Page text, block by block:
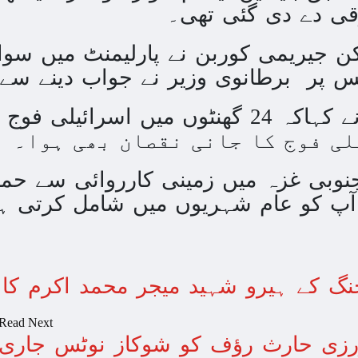
حماس نہ بچاتی تو اپنی ہی
بھارت نے بحیرہ عرب
ذاتی مفاد کو ترجیح
روس کا
غزہ
آئی ایم ایف کی
دے دی گئی تھی۔
جیریمی کوربن نے پارلیمنٹ میں
برطانوی وزیر نے جواب دینے سے
فوج کا جانی نقصان بھی ہوا۔
آپ کو عام شہریوں میں شامل کرتی
کے ہیرو شہید میجر محمد اکرم کا آج 52 واں یوم
Next
حارث رؤف کو شوکاز نوٹس جاری